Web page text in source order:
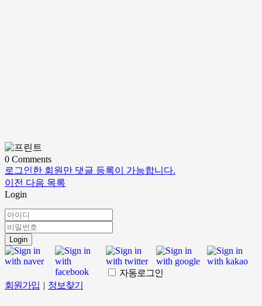
0 Comments
로그인한 회원만 댓글 등록이 가능합니다.
이전 다음 목록
Login
Login
자동로그인
회원가입 | 정보찾기